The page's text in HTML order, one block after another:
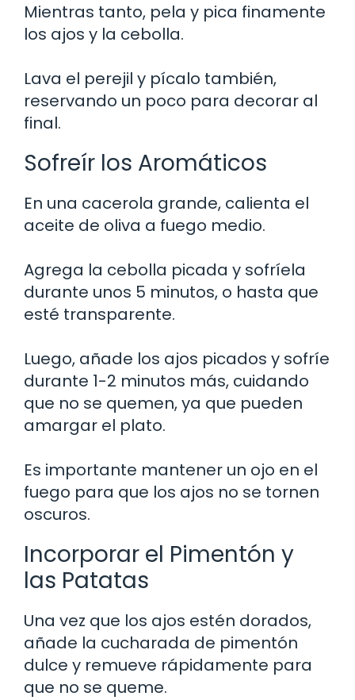
Mientras tanto, pela y pica finamente
los ajos y la cebolla.
Lava el perejil y pícalo también,
reservando un poco para decorar al
final.
Sofreír los Aromáticos
En una cacerola grande, calienta el
aceite de oliva a fuego medio.
Agrega la cebolla picada y sofríela
durante unos 5 minutos, o hasta que
esté transparente.
Luego, añade los ajos picados y sofríe
durante 1-2 minutos más, cuidando
que no se quemen, ya que pueden
amargar el plato.
Es importante mantener un ojo en el
fuego para que los ajos no se tornen
oscuros.
Incorporar el Pimentón y
las Patatas
Una vez que los ajos estén dorados,
añade la cucharada de pimentón
dulce y remueve rápidamente para
que no se queme.